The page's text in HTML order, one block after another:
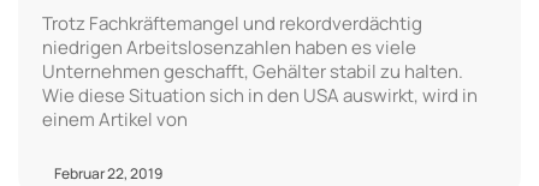
Trotz Fachkräftemangel und rekordverdächtig
niedrigen Arbeitslosenzahlen haben es viele
Unternehmen geschafft, Gehälter stabil zu halten.
Wie diese Situation sich in den USA auswirkt, wird in
einem Artikel von
Februar 22, 2019